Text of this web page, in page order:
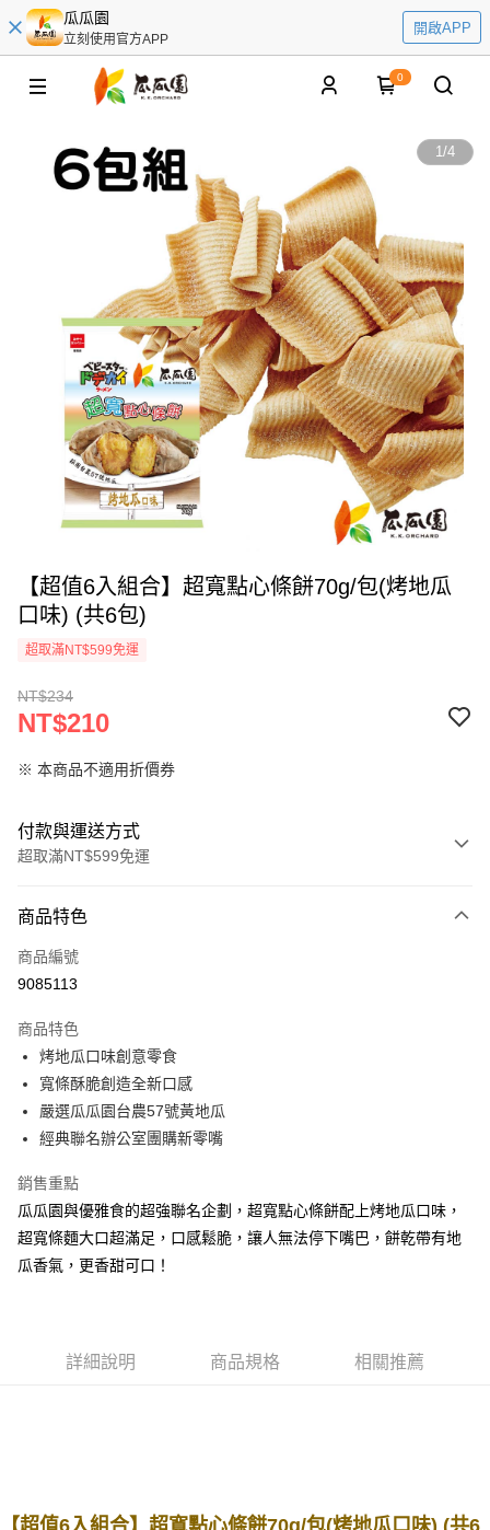
瓜瓜園
立刻使用官方APP
開啟APP
0
1/4
【超值6入組合】超寬點心條餅70g/包(烤地瓜
口味) (共6包)
超取滿NT$599免運
NT$234
NT$210
※ 本商品不適用折價券
付款與運送方式
超取滿NT$599免運
信用卡一次付款
超商取貨付款
Apple Pay
街口支付
悠遊付
全盈+PAY
AFTEE先享後付
相關說明
【關於「AFTEE先享後付」】
３．安心：先確認商品／服務後，再付款。
※ 請注意：結帳手續完成當下不需立刻繳費，但若您需要取消訂單，請聯絡
運送方式
每筆NT$120，滿NT$599(含以上)免運費
商品特色
商品編號
9085113
商品特色
烤地瓜口味創意零食
寬條酥脆創造全新口感
嚴選瓜瓜園台農57號黃地瓜
經典聯名辦公室團購新零嘴
銷售重點
瓜瓜園與優雅食的超強聯名企劃，超寬點心條餅配上烤地瓜口味，
超寬條麵大口超滿足，口感鬆脆，讓人無法停下嘴巴，餅乾帶有地
瓜香氣，更香甜可口！
詳細說明 商品規格 相關推薦
【超值6入組合】超寬點心條餅70g/包(烤地瓜口味) (共6